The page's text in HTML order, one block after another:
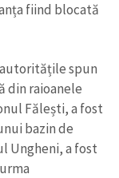
fiind blocată
spun
din raioanele
Fălești, a fost
bazin de
Ungheni, a fost